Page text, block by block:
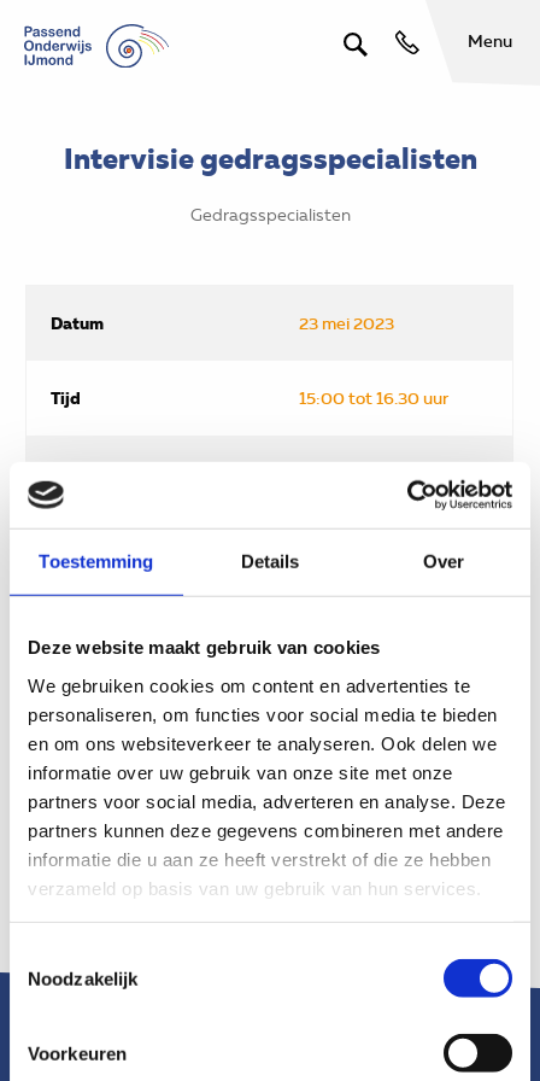
Toestemming Details Over
Deze website maakt gebruik van cookies
We gebruiken cookies om content en advertenties te
personaliseren, om functies voor social media te bieden
en om ons websiteverkeer te analyseren. Ook delen we
informatie over uw gebruik van onze site met onze
partners voor social media, adverteren en analyse. Deze
partners kunnen deze gegevens combineren met andere
informatie die u aan ze heeft verstrekt of die ze hebben
verzameld op basis van uw gebruik van hun services.
Noodzakelijk
Voorkeuren
Menu
Intervisie gedragsspecialisten
Gedragsspecialisten
Datum 23 mei 2023
Tijd 15:00 tot 16.30 uur
Doel
Van elkaar leren over de aanpak van actuele onderwerpen in
jouw praktijk
Elkaar ontmoeten, ervaringen uitwisselen, van elkaar leren. Dit
rondom voor jou actuele onderwerpen uit de dagelijkse praktijk
(denk aan je positionering, beleidsmatige zaken, de
begeleiding van collega’s, het delen van kennis in je team) en
tot slot elkaar weten te vinden.